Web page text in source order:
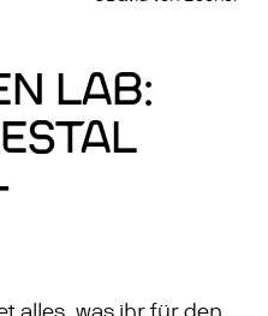
LAB:
alles, was ihr für den